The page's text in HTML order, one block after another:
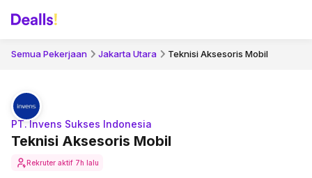
Semua Pekerjaan Jakarta Utara Teknisi Aksesoris Mobil
Teknisi Aksesoris Mobil
PT. Invens Sukses Indonesia
Rekruter aktif 7h lalu